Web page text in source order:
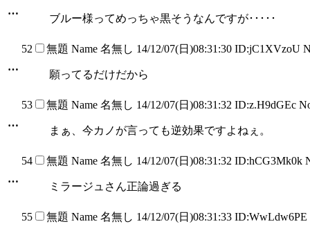
…
ブルー様ってめっちゃ黒そうなんですが･････
…
52 無題 Name 名無し 14/12/07(日)08:31:30 ID:jC1XVzoU
願ってるだけだから
…
53 無題 Name 名無し 14/12/07(日)08:31:32 ID:z.H9dGEc
まぁ、今カノが言っても逆効果ですよねぇ。
…
54 無題 Name 名無し 14/12/07(日)08:31:32 ID:hCG3Mk0k
ミラージュさん正論過ぎる
55 無題 Name 名無し 14/12/07(日)08:31:33